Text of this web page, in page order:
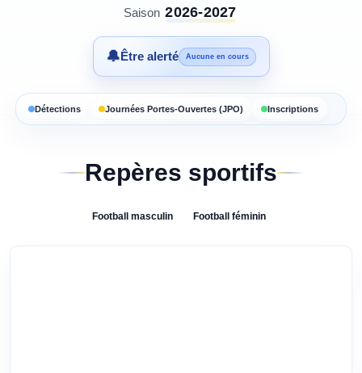
Saison 2026-2027
🔔Être alerté Aucune en cours
Détections Journées Portes-Ouvertes (JPO) Inscriptions
Repères sportifs
Football masculin Football féminin